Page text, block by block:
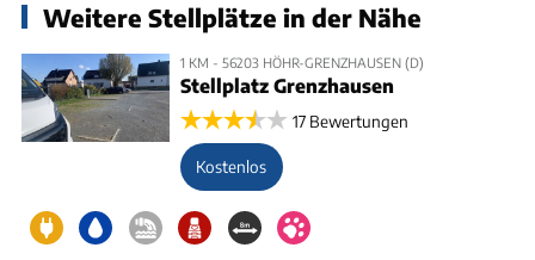
Weitere Stellplätze in der Nähe
1 KM - 56203 HÖHR-GRENZHAUSEN (D)
Stellplatz Grenzhausen
17 Bewertungen
Kostenlos